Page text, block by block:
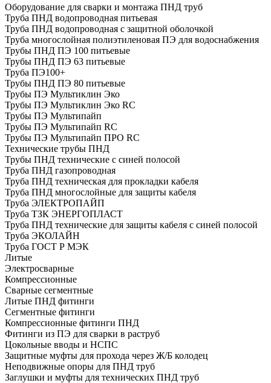
Оборудование для сварки и монтажа ПНД труб
Труба ПНД водопроводная питьевая
Труба ПНД водопроводная с защитной оболочкой
Труба многослойная полиэтиленовая ПЭ для водоснабжения
Трубы ПНД ПЭ 100 питьевые
Трубы ПНД ПЭ 63 питьевые
Труба ПЭ100+
Трубы ПНД ПЭ 80 питьевые
Трубы ПЭ Мультиклин Эко
Трубы ПЭ Мультиклин Эко RC
Трубы ПЭ Мультипайп
Трубы ПЭ Мультипайп RC
Трубы ПЭ Мультипайп ПРО RC
Технические трубы ПНД
Трубы ПНД технические с синей полосой
Труба ПНД газопроводная
Труба ПНД техническая для прокладки кабеля
Труба ПНД многослойные для защиты кабеля
Труба ЭЛЕКТРОПАЙП
Труба ТЗК ЭНЕРГОПЛАСТ
Труба ПНД технические для защиты кабеля с синей полосой
Труба ЭКОЛАЙН
Труба ГОСТ Р МЭК
Литые
Электросварные
Компрессионные
Сварные сегментные
Литые ПНД фитинги
Сегментные фитинги
Компрессионные фитинги ПНД
Фитинги из ПЭ для сварки в раструб
Цокольные вводы и НСПС
Защитные муфты для прохода через Ж/Б колодец
Неподвижные опоры для ПНД труб
Заглушки и муфты для технических ПНД труб